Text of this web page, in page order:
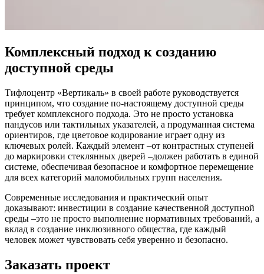
Комплексный подход к созданию
доступной среды
Тифлоцентр «Вертикаль» в своей работе руководствуется
принципом, что создание по-настоящему доступной среды
требует комплексного подхода. Это не просто установка
пандусов или тактильных указателей, а продуманная система
ориентиров, где цветовое кодирование играет одну из
ключевых ролей. Каждый элемент –от контрастных ступеней
до маркировки стеклянных дверей –должен работать в единой
системе, обеспечивая безопасное и комфортное перемещение
для всех категорий маломобильных групп населения.
Современные исследования и практический опыт
доказывают: инвестиции в создание качественной доступной
среды –это не просто выполнение нормативных требований, а
вклад в создание инклюзивного общества, где каждый
человек может чувствовать себя уверенно и безопасно.
Заказать проект